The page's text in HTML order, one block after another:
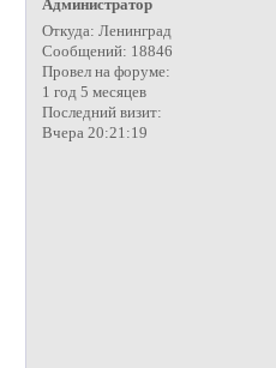
Администратор
Откуда: Ленинград
Сообщений: 18846
Провел на форуме:
1 год 5 месяцев
Последний визит:
Вчера 20:21:19